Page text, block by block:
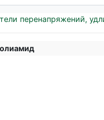
перенапряжений,